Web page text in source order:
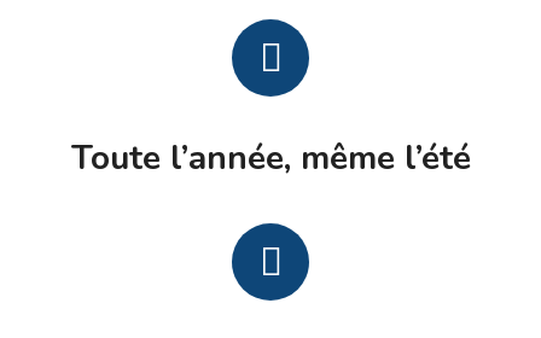
Toute l’année, même l’été